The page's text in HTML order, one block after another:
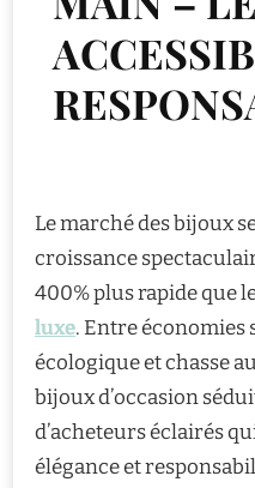
Le marché des bijoux
croissance
400% plus rapide que
luxe. Entre économies
écologique et chasse
bijoux d’occasion
d’acheteurs éclairés
élégance et